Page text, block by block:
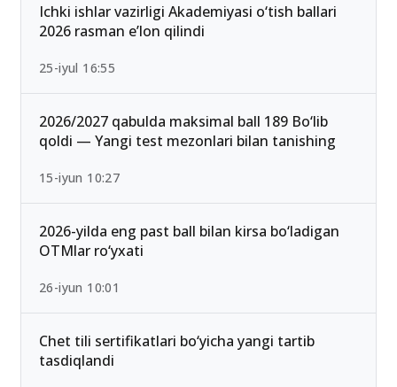
13-iyun 00:02
Ichki ishlar vazirligi Akademiyasi o‘tish ballari
2026 rasman e’lon qilindi
25-iyul 16:55
2026/2027 qabulda maksimal ball 189 Bo‘lib
qoldi — Yangi test mezonlari bilan tanishing
15-iyun 10:27
2026-yilda eng past ball bilan kirsa bo‘ladigan
OTMlar ro‘yxati
26-iyun 10:01